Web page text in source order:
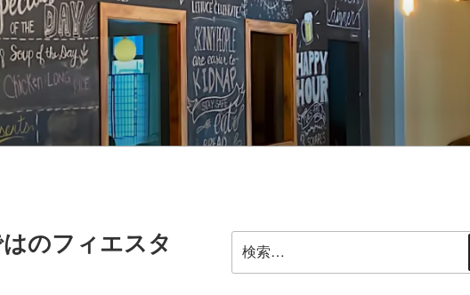
のフィエスタ
索: